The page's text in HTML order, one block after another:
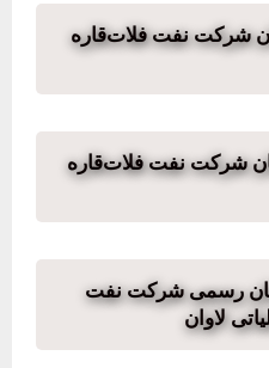
شرکت نفت فلات‌قاره
شرکت نفت فلات‌قاره
رسمی شرکت نفت
لاوان